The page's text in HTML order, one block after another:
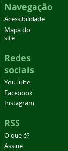
Navegação
Acessibilidade
Mapa do
site
Redes
sociais
YouTube
Facebook
Instagram
RSS
O que é?
Assine